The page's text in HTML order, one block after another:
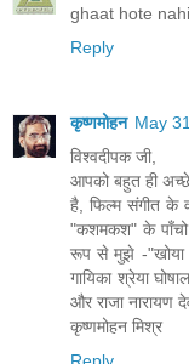
ghaat hote
Reply
कृष्णमोहन May
विश्वदीपक जी,
आपको बहुत ही
है, फिल्म संगीत के
"कशमकश" के पाँचो
रूप से मुझे -"खोया
गायिका श्रेया
और राजा नारायण
कृष्णमोहन मिश्र